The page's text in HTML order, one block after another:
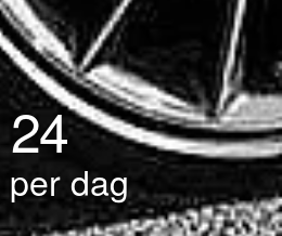
24
per dag